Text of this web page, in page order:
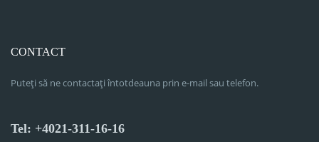
CONTACT
Puteți să ne contactați întotdeauna prin e-mail sau telefon.
Tel: +4021-311-16-16